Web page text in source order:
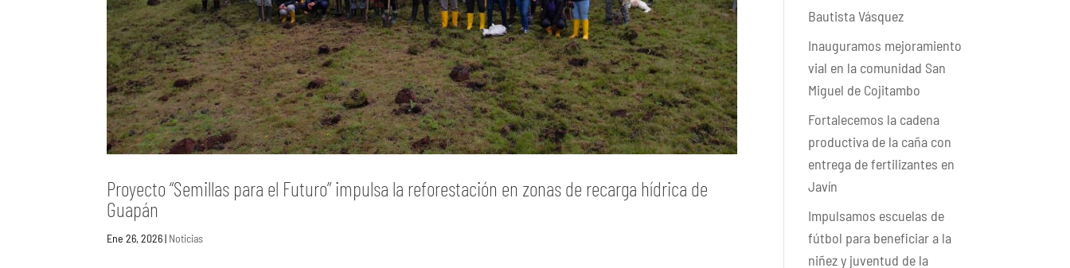
Proyecto “Semillas para el Futuro” impulsa la reforestación en zonas de recarga hídrica de
Guapán
Ene 26, 2026| Noticias
Bautista Vásquez
Inauguramos mejoramiento
vial en la comunidad San
Miguel de Cojitambo
Fortalecemos la cadena
productiva de la caña con
entrega de fertilizantes en
Javín
Impulsamos escuelas de
fútbol para beneficiar a la
niñez y juventud de la